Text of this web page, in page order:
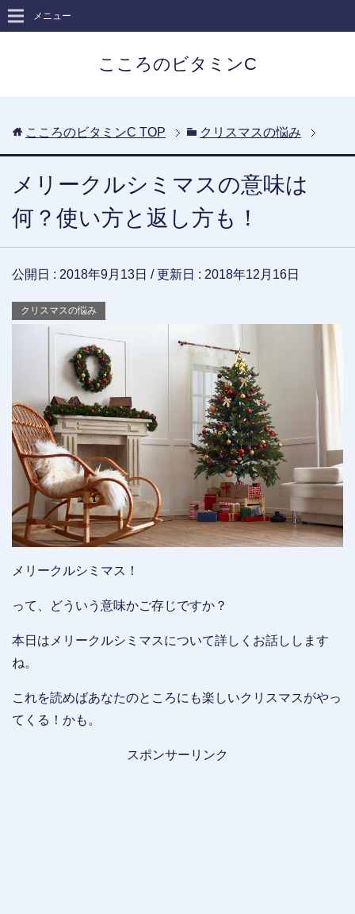
こころのビタミンC
メニュー
こころのビタミンC TOP クリスマスの悩み
メリークルシミマスの意味は
何？使い方と返し方も！
公開日 : 2018年9月13日 / 更新日 : 2018年12月16日
クリスマスの悩み
メリークルシミマス！
って、どういう意味かご存じですか？
本日はメリークルシミマスについて詳しくお話しします
ね。
これを読めばあなたのところにも楽しいクリスマスがやっ
てくる！かも。
スポンサーリンク